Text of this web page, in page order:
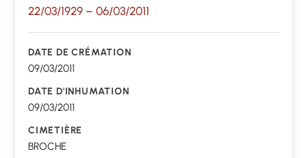
22/03/1929 – 06/03/2011
DATE DE CRÉMATION
09/03/2011
DATE D'INHUMATION
09/03/2011
CIMETIÈRE
BROCHE